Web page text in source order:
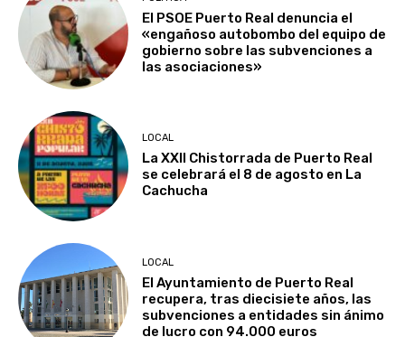
El PSOE Puerto Real denuncia el
«engañoso autobombo del equipo de
gobierno sobre las subvenciones a
las asociaciones»
LOCAL
La XXII Chistorrada de Puerto Real
se celebrará el 8 de agosto en La
Cachucha
LOCAL
El Ayuntamiento de Puerto Real
recupera, tras diecisiete años, las
subvenciones a entidades sin ánimo
de lucro con 94.000 euros